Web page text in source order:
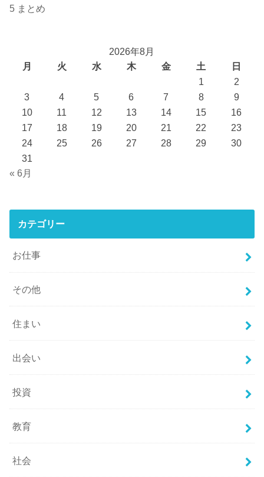
5 まとめ
2026年8月
月
火 水 木 金 土
日
1
2
3
4 5 6 7 8
9
10
11 12 13 14 15
16
17
18 19 20 21 22
23
24
25 26 27 28 29
30
31
« 6月
カテゴリー
お仕事
その他
住まい
出会い
投資
教育
社会